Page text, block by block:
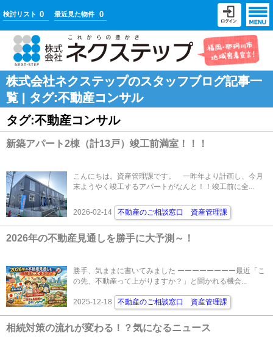
検討リスト 0 最近見た物件 0
株式会社ネクステップのスタッフブログ記事一
覧 | タグ:不動産コンサル
タグ:不動産コンサル
新築アパート2棟（計13戸）竣工前満室！！！
こんにちは。資産管理課です。 一昨年より計画し、今月
末ようやく竣工するアパートがなんと！！竣工前に全...
2026-02-14 不動産のご相談窓口 資産管理課
2026年の不動産見通しを勝手に大予測～！
勝手、気ままに書いてみました ーーーーーーーー最近「こ
の先、不動産って上がりますか？」と聞かれる機会...
2025-12-18 不動産のご相談窓口 資産管理課
相続対策の流れが変わる！？気になるニュース